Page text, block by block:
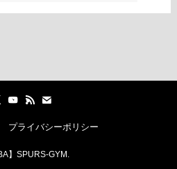
プライバシーポリシー
】SPURS-GYM.